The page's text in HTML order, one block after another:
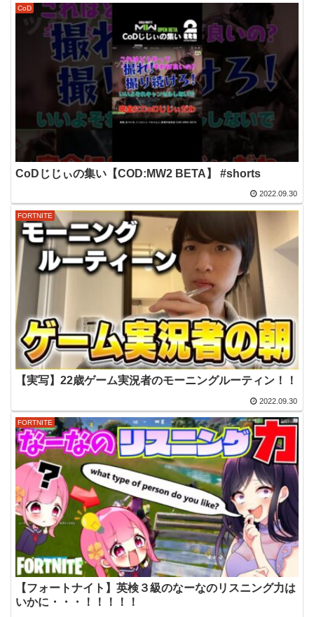
CoD
CoDじじぃの集い【COD:MW2 BETA】 #shorts
2022.09.30
FORTNITE
【実写】22歳ゲーム実況者のモーニングルーティン！！
2022.09.30
FORTNITE
【フォートナイト】英検３級のなーなのリスニング力は
いかに・・・！！！！！